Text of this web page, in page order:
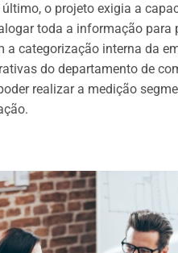
último, o projeto exigia a
toda a informação para
a categorização interna da
do departamento de
realizar a medição